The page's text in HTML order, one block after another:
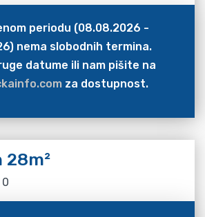
periodu (08.08.2026 -
nema slobodnih termina.
datume ili nam pišite na
za dostupnost.
0